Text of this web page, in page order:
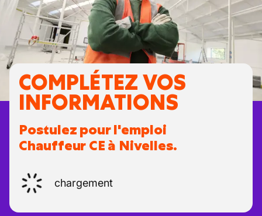
COMPLÉTEZ VOS
INFORMATIONS
Postulez pour l'emploi
Chauffeur CE à Nivelles.
chargement